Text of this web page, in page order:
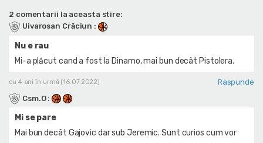
2 comentarii la aceasta stire:
Uivarosan Crăciun :
Nu e rau
Mi-a plăcut cand a fost la Dinamo, mai bun decât Pistolera.
cu 4 ani în urmă (16.07.2022)
Raspunde
Csm.O :
Mi se pare
Mai bun decât Gajovic dar sub Jeremic. Sunt curios cum vor